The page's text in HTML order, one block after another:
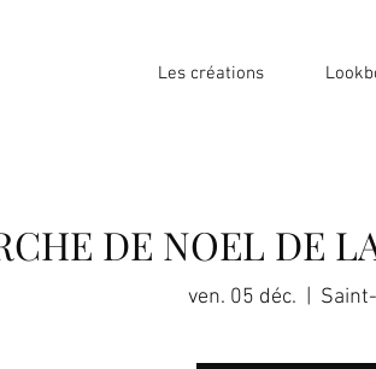
Les créations
DE NOEL DE
ven. 05 déc.
  |